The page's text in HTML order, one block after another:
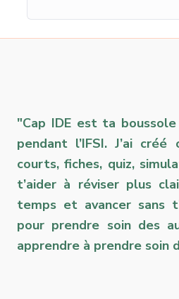
"Cap IDE est ta
pendant l’IFSI. J’ai
courts, fiches, quiz,
t’aider à réviser plus
temps et avancer sans
pour prendre soin des
apprendre à prendre soin